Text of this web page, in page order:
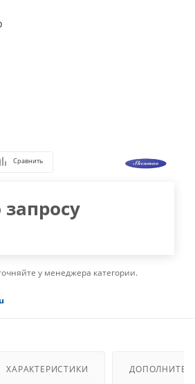
Сравнить
у менеджера категории.
ХАРАКТЕРИСТИКИ